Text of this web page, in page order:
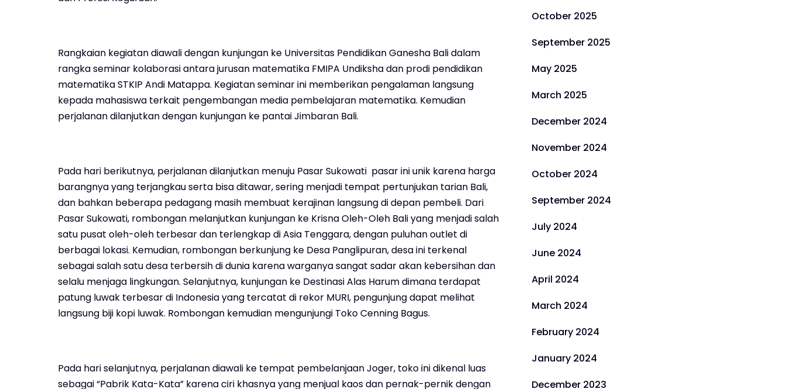
Rangkaian kegiatan diawali dengan kunjungan ke Universitas Pendidikan Ganesha Bali dalam
rangka seminar kolaborasi antara jurusan matematika FMIPA Undiksha dan prodi pendidikan
matematika STKIP Andi Matappa. Kegiatan seminar ini memberikan pengalaman langsung
kepada mahasiswa terkait pengembangan media pembelajaran matematika. Kemudian
perjalanan dilanjutkan dengan kunjungan ke pantai Jimbaran Bali.
Pada hari berikutnya, perjalanan dilanjutkan menuju Pasar Sukowati pasar ini unik karena harga
barangnya yang terjangkau serta bisa ditawar, sering menjadi tempat pertunjukan tarian Bali,
dan bahkan beberapa pedagang masih membuat kerajinan langsung di depan pembeli. Dari
Pasar Sukowati, rombongan melanjutkan kunjungan ke Krisna Oleh-Oleh Bali yang menjadi salah
satu pusat oleh-oleh terbesar dan terlengkap di Asia Tenggara, dengan puluhan outlet di
berbagai lokasi. Kemudian, rombongan berkunjung ke Desa Panglipuran, desa ini terkenal
sebagai salah satu desa terbersih di dunia karena warganya sangat sadar akan kebersihan dan
selalu menjaga lingkungan. Selanjutnya, kunjungan ke Destinasi Alas Harum dimana terdapat
patung luwak terbesar di Indonesia yang tercatat di rekor MURI, pengunjung dapat melihat
langsung biji kopi luwak. Rombongan kemudian mengunjungi Toko Cenning Bagus.
Pada hari selanjutnya, perjalanan diawali ke tempat pembelanjaan Joger, toko ini dikenal luas
sebagai “Pabrik Kata-Kata” karena ciri khasnya yang menjual kaos dan pernak-pernik dengan
October 2025
September 2025
May 2025
March 2025
December 2024
November 2024
October 2024
September 2024
July 2024
June 2024
April 2024
March 2024
February 2024
January 2024
December 2023